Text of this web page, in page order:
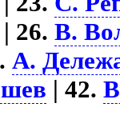
| 26.В.
А.
| 42.